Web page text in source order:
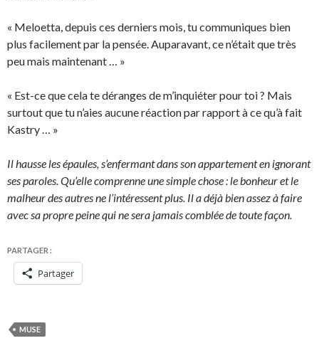
« Meloetta, depuis ces derniers mois, tu communiques bien
plus facilement par la pensée. Auparavant, ce n’était que très
peu mais maintenant … »
« Est-ce que cela te déranges de m’inquiéter pour toi ? Mais
surtout que tu n’aies aucune réaction par rapport à ce qu’à fait
Kastry … »
Il hausse les épaules, s’enfermant dans son appartement en ignorant
ses paroles. Qu’elle comprenne une simple chose : le bonheur et le
malheur des autres ne l’intéressent plus. Il a déjà bien assez à faire
avec sa propre peine qui ne sera jamais comblée de toute façon.
PARTAGER :
Partager
MUSE